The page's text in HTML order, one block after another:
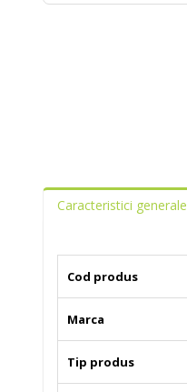
Caracteristici generale
Cod produs
Marca
Tip produs